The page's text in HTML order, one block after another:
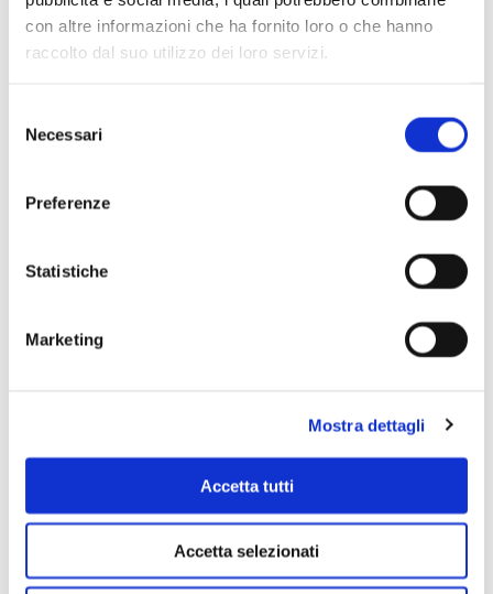
con altre informazioni che ha fornito loro o che hanno
raccolto dal suo utilizzo dei loro servizi.
delNecessari
Preferenze
Statistiche
Marketing
Mostra dettagli
Accetta tutti
Accetta selezionati